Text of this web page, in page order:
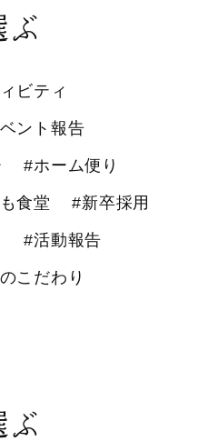
ぶ
ビティ
ント報告
#ホーム便り
食堂 #新卒採用
#活動報告
こだわり
ぶ